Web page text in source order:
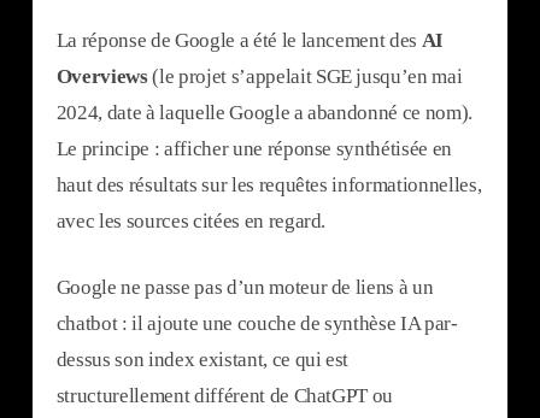
La réponse de Google a été le lancement des AI
Overviews(le projet s’appelait SGE jusqu’en mai
2024, date à laquelle Google a abandonné ce nom).
Le principe : afficher une réponse synthétisée en
haut des résultats sur les requêtes informationnelles,
avec les sources citées en regard.
Google ne passe pas d’un moteur de liens à un
chatbot : il ajoute une couche de synthèse IA par-
dessus son index existant, ce qui est
structurellement différent de ChatGPT ou